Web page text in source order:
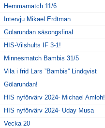
Hemmamatch 11/6
Intervju Mikael Erdtman
Gölarundan säsongsfinal
HIS-Vilshults IF 3-1!
Minnesmatch Bambis 31/5
Vila i frid Lars ”Bambis” Lindqvist
Gölarundan!
HIS nyförvärv 2024- Michael Amloh!
HIS nyförvärv 2024- Uday Musa
Vecka 20